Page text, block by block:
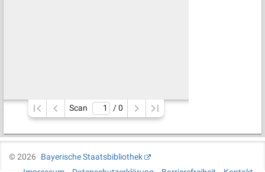
Scan / 0
©2026
Bayerische Staatsbibliothek